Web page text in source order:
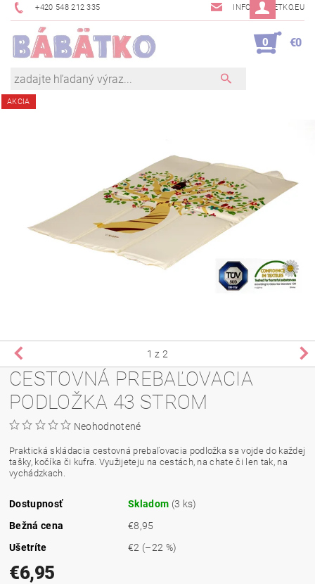
+420 548 212 335 INFO@BABETKO.EU
0 €0
AKCIA
1 z 2
CESTOVNÁ PREBAĽOVACIA
PODLOŽKA 43 STROM
Neohodnotené
Praktická skládacia cestovná prebaľovacia podložka sa vojde do každej
tašky, kočíka či kufra. Využijeteju na cestách, na chate či len tak, na
vychádzkach.
Dostupnosť Skladom (3 ks)
Bežná cena
€8,95
Ušetríte
€2 (–22 %)
€6,95